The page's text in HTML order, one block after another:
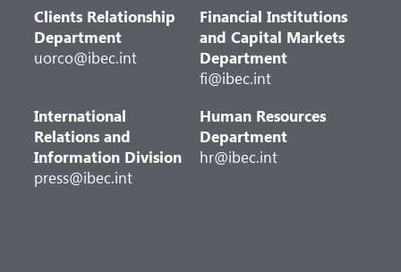
Clients Relationship
Department
uorco@ibec.int
Financial Institutions
and Capital Markets
Department
fi@ibec.int
International
Relations and
Information Division
press@ibec.int
Human Resources
Department
hr@ibec.int